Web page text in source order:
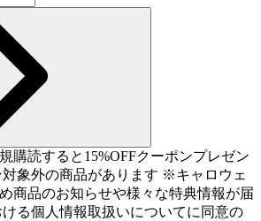
購読すると15%OFFクーポンプレゼン
象外の商品があります ※キャロウェ
商品のお知らせや様々な特典情報が届
る個人情報取扱いについてに同意の